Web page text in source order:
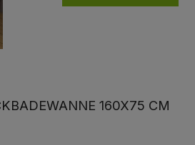
160X75 CM